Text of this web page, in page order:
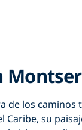
de los caminos
Caribe, su